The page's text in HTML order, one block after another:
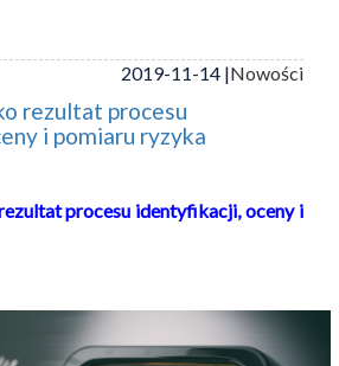
2019-11-14 |Nowości
rezultat procesu
i pomiaru ryzyka
procesu identyfikacji, oceny i